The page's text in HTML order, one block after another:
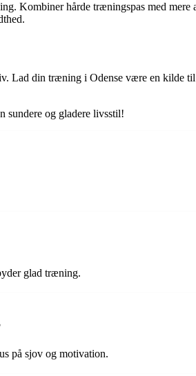
Kombiner hårde træningspas med mere
Lad din træning i Odense være en
sundere og gladere livsstil!
glad træning.
på sjov og motivation.